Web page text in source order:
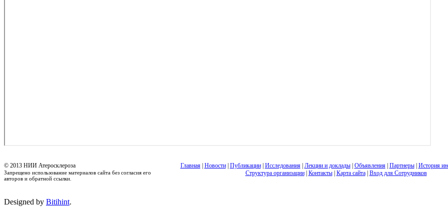
© 2013 НИИ Атеросклероза
Запрещено использование материалов сайта без согласия его
авторов и обратной ссылки.
Главная| Новости| Публикации| Исследования| Лекции и доклады| Объявления| Партнеры| История
Структура организации| Контакты| Карта сайта| Вход для Сотрудников
Designed by Bitihint.